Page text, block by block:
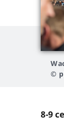
©
8-9